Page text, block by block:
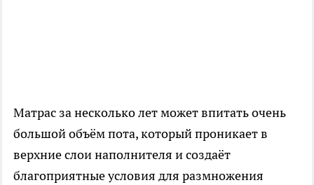
Матрас за несколько лет может впитать очень
большой объём пота, который проникает в
верхние слои наполнителя и создаёт
благоприятные условия для размножения